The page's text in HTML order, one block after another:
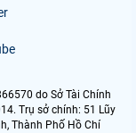
do Sở Tài Chính
Trụ sở chính: 51 Lũy
Thành Phố Hồ Chí